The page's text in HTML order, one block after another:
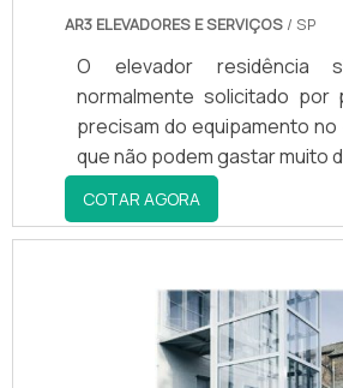
AR3 ELEVADORES E SERVIÇOS / SP
O elevador
normalmente solicitado por
precisam do equipamento no
que não podem gastar muito
COTAR AGORA